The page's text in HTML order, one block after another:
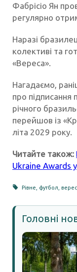
Фабрісіо Ян
регулярно
Наразі
колективі та
«Вереса».
Нагадаємо,
про
річного
перейшов із
літа 2029 року.
Читайте також:
Ukraine Awards
Рівне футбол ,верес
Головні